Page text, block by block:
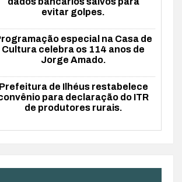
evitar golpes.
especial na Casa de
Cultura celebra os 114 anos de
Jorge Amado.
Prefeitura de Ilhéus restabelece
para declaração do ITR
de produtores rurais.